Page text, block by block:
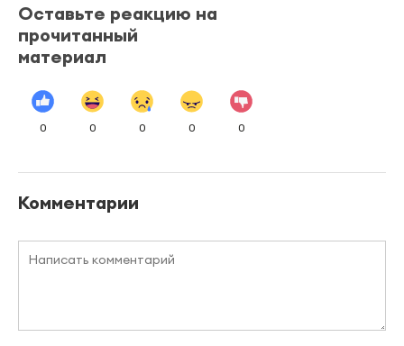
Оставьте реакцию на
прочитанный
материал
0 0 0 0 0
Комментарии